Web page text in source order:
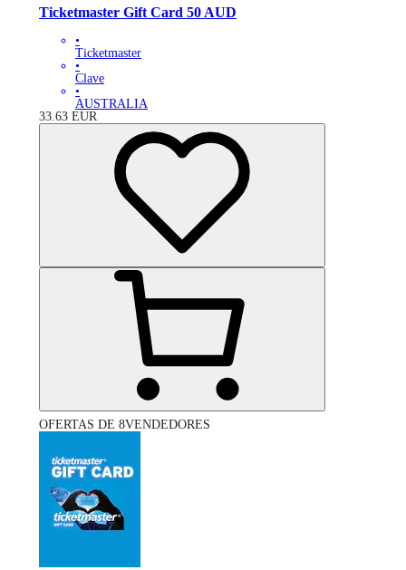
Ticketmaster Gift Card 50 AUD
•
Ticketmaster
•
Clave
•
AUSTRALIA
33.63 EUR
OFERTAS DE 8VENDEDORES